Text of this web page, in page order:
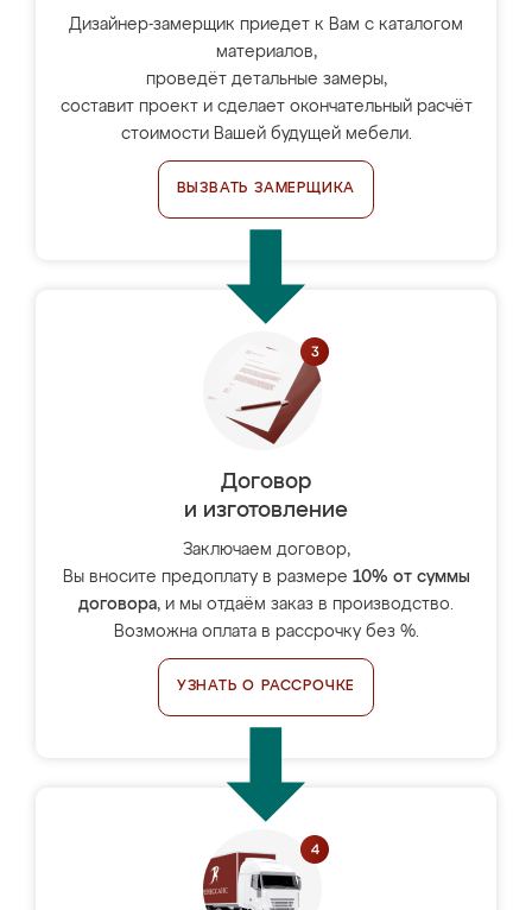
Дизайнер-замерщик приедет к Вам с каталогом
материалов,
проведёт детальные замеры,
составит проект и сделает окончательный расчёт
стоимости Вашей будущей мебели.
ВЫЗВАТЬ ЗАМЕРЩИКА
Договор
и изготовление
Заключаем договор,
Вы вносите предоплату в размере 10% от суммы
договора, и мы отдаём заказ в производство.
Возможна оплата в рассрочку без %.
УЗНАТЬ О РАССРОЧКЕ